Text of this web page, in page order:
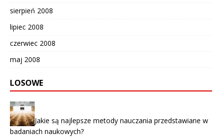
sierpień 2008
lipiec 2008
czerwiec 2008
maj 2008
LOSOWE
Jakie są najlepsze metody nauczania przedstawiane w
badaniach naukowych?